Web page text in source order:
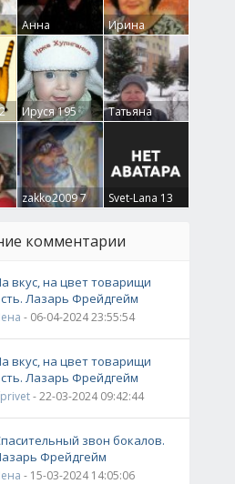
Анна
Гумлевая0
Ирина
Бруцкая41
Ируся195
Татьяна
Крючкова0
zakko20097 Svet-Lana 13
комментарии
вкус, на цвет товарищи
Лазарь Фрейдгейм
- 06-04-2024 23:55:54
вкус, на цвет товарищи
Лазарь Фрейдгейм
- 22-03-2024 09:42:44
звон бокалов.
Фрейдгейм
- 15-03-2024 14:05:06